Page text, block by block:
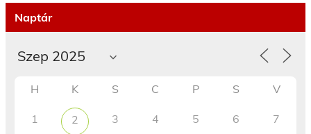
Naptár
H K S C P S V
1 2 3 4 5 6 7